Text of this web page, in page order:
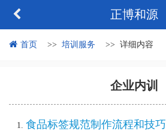
正博和源
首页 培训服务 详细内容
企业内训
食品标签规范制作流程和技巧